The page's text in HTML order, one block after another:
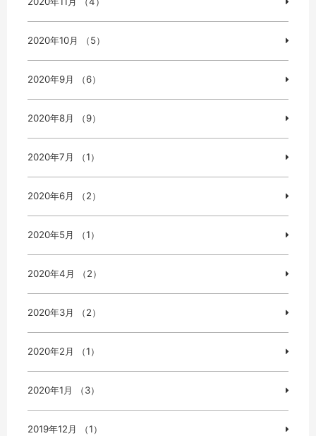
2020年10月 （5）
2020年9月 （6）
2020年8月 （9）
2020年7月 （1）
2020年6月 （2）
2020年5月 （1）
2020年4月 （2）
2020年3月 （2）
2020年2月 （1）
2020年1月 （3）
2019年12月 （1）